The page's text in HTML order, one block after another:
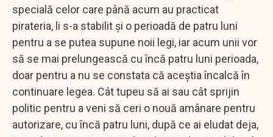
specială celor care până acum au practicat
pirateria, li s-a stabilit şi o perioadă de patru luni
pentru a se putea supune noii legi, iar acum unii vor
să se mai prelungească cu încă patru luni perioada,
doar pentru a nu se constata că aceştia încalcă în
continuare legea. Cât tupeu să ai sau cât sprijin
politic pentru a veni să ceri o nouă amânare pentru
autorizare, cu încă patru luni, după ce ai eludat deja,